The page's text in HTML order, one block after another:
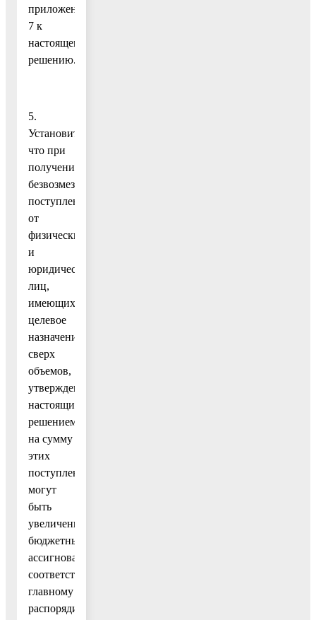
приложению
7 к
настоящему
решению.
5.
Установить,
что при
получении
безвозмездных
поступлений
от
физических
и
юридических
лиц,
имеющих
целевое
назначение,
сверх
объемов,
утвержденных
настоящим
решением,
на сумму
этих
поступлений
могут
быть
увеличены
бюджетные
ассигнования
соответствующему
главному
распорядителю